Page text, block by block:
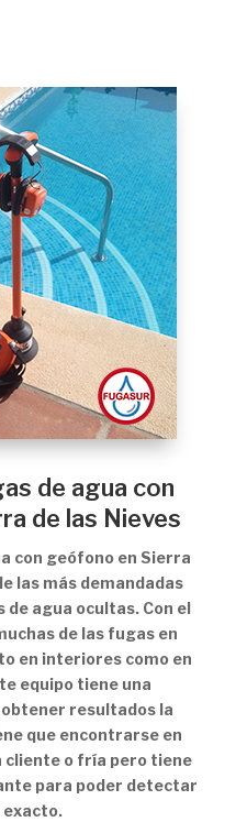
de agua con
de las Nieves
con geófono en Sierra
las más demandadas
agua ocultas. Con el
de las fugas en
en interiores como en
equipo tiene una
resultados la
que encontrarse en
cliente o fría pero tiene
para poder detectar
exacto.